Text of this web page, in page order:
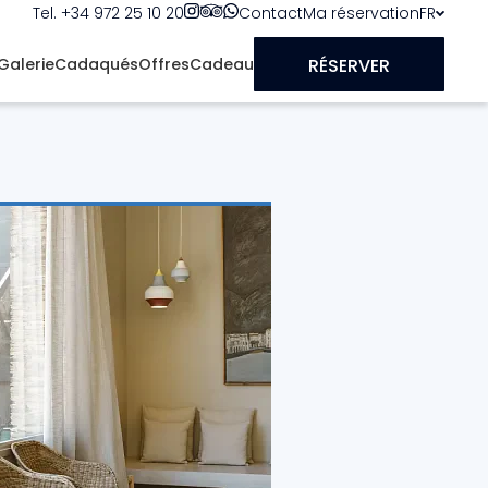
Tel. +34 972 25 10 20 ContactMa réservationFR
CadaquésOffresCadeau RÉSERVER